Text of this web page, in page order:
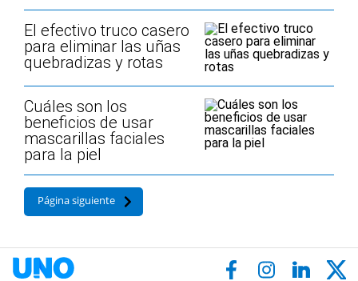
El efectivo truco casero
para eliminar las uñas
quebradizas y rotas
Cuáles son los
beneficios de usar
mascarillas faciales
para la piel
Página siguiente